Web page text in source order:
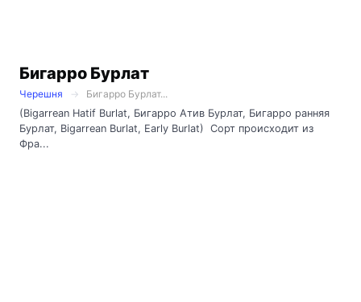
Бигарро Бурлат
Черешня
Бигарро Бурлат...
(Вigarrean Hatif Burlat, Бигарро Атив Бурлат, Бигарро ранняя
Бурлат, Вigarrean Burlat, Еаrly Вurlat) Сорт происходит из
Фра...